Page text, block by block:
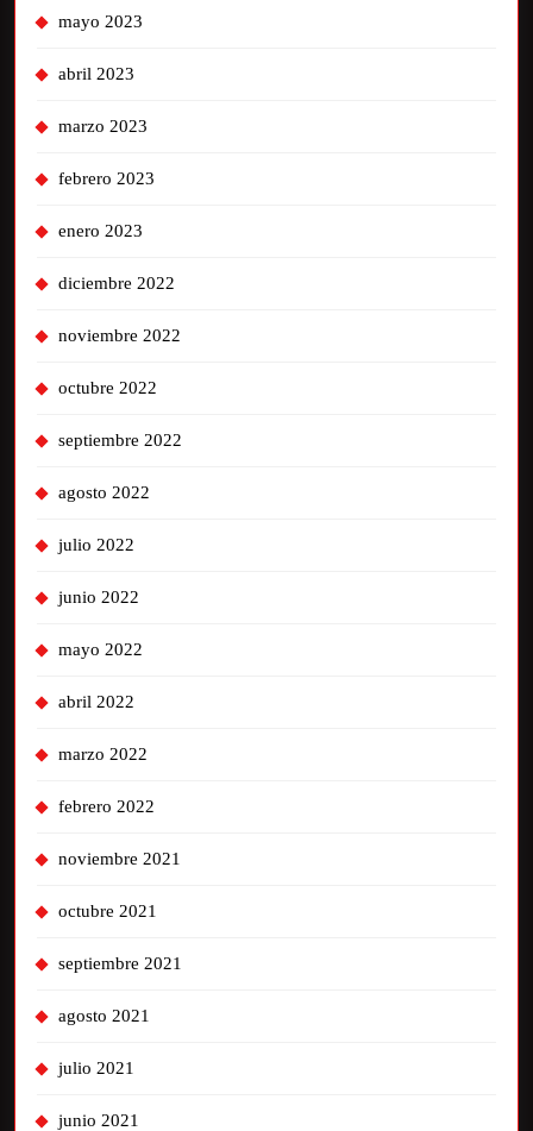
mayo 2023
abril 2023
marzo 2023
febrero 2023
enero 2023
diciembre 2022
noviembre 2022
octubre 2022
septiembre 2022
agosto 2022
julio 2022
junio 2022
mayo 2022
abril 2022
marzo 2022
febrero 2022
noviembre 2021
octubre 2021
septiembre 2021
agosto 2021
julio 2021
junio 2021